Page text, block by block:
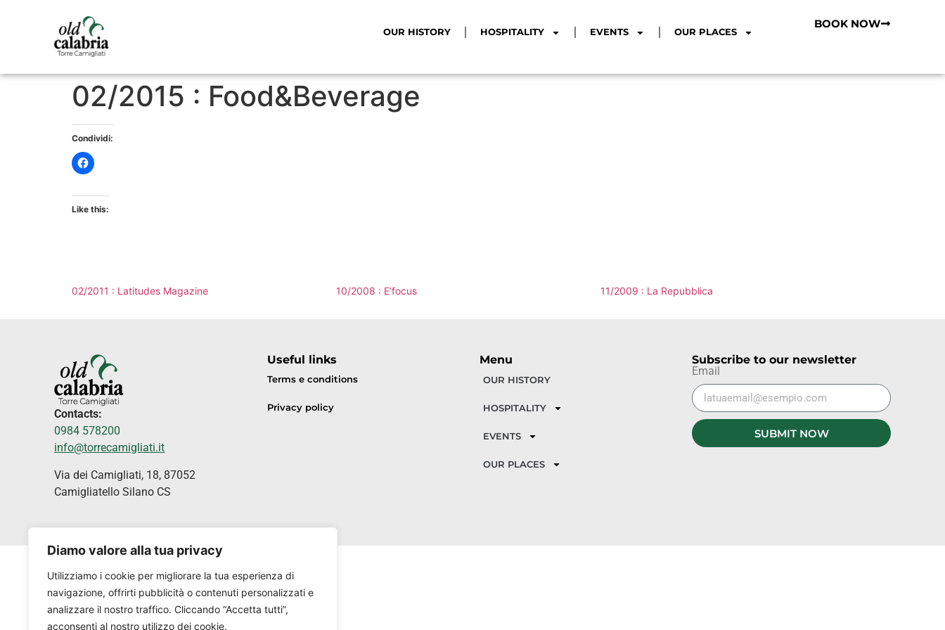
Diamo valore alla tua privacy
Utilizziamo i cookie per migliorare la tua esperienza di
navigazione, offrirti pubblicità o contenuti personalizzati e
analizzare il nostro traffico. Cliccando “Accetta tutti”,
acconsenti al nostro utilizzo dei cookie.
OUR HISTORY HOSPITALITY EVENTS OUR PLACES
BOOK NOW
02/2015 : Food&Beverage
Condividi:
Like this:
02/2011 : Latitudes Magazine 10/2008 : E’focus 11/2009 : La Repubblica
Contacts:
0984 578200
info@torrecamigliati.it
Via dei Camigliati, 18, 87052
Camigliatello Silano CS
Useful links
Terms e conditions
Privacy policy
Menu
OUR HISTORY
HOSPITALITY
EVENTS
OUR PLACES
Subscribe to our newsletter
Email
SUBMIT NOW